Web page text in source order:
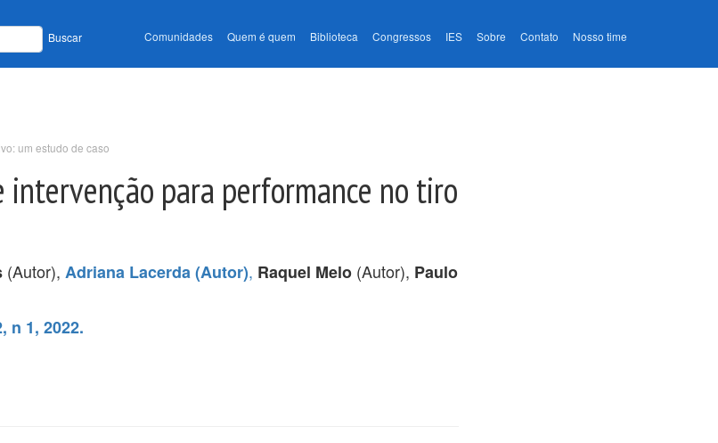
Buscar Comunidades Quem é quem Biblioteca Congressos IES Sobre Contato Nosso time
um estudo de caso
para performance no tiro
(Autor), Adriana Lacerda (Autor), Raquel Melo (Autor), Paulo
n 1, 2022.